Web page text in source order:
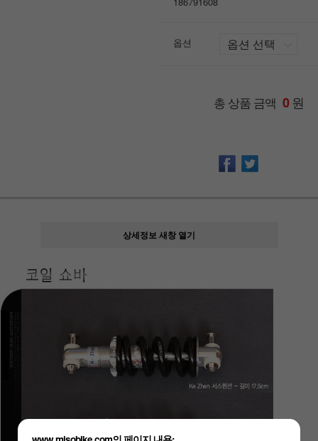
옵션
총 상품 금액 0원
상세정보 새창 열기